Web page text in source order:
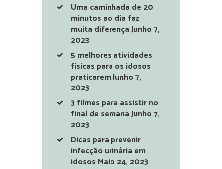
Uma caminhada de 20
minutos ao dia faz
muita diferençaJunho 7,
2023
5 melhores atividades
físicas para os idosos
praticaremJunho 7,
2023
3 filmes para assistir no
final de semanaJunho 7,
2023
Dicas para prevenir
infecção urinária em
idosos Maio 24, 2023